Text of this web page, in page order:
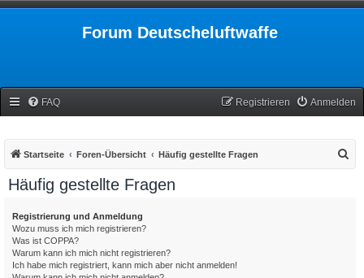
Forum Deutscheluftwaffe
FAQ Anmelden
Registrieren
Startseite Foren-Übersicht Häufig gestellte Fragen
Häufig gestellte Fragen
Registrierung und Anmeldung
Wozu muss ich mich registrieren?
Was ist COPPA?
Warum kann ich mich nicht registrieren?
Ich habe mich registriert, kann mich aber nicht anmelden!